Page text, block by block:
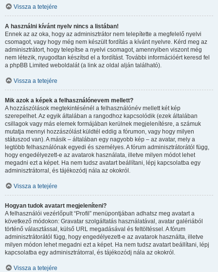
Vissza a tetejére
A használni kívánt nyelv nincs a listában!
Ennek az az oka, hogy az adminisztrátor nem telepítette a megfelelő nyelvi
csomagot, vagy hogy még nem készült fordítás a kívánt nyelvre. Kérd meg az
adminisztrátort, hogy telepítse a nyelvi csomagot, amennyiben viszont még
nem létezik, nyugodtan készítsd el a fordítást. További információért keresd fel
a phpBB Limited weboldalát (a link az oldal alján található).
Vissza a tetejére
Mik azok a képek a felhasználónevem mellett?
A hozzászólások megtekintésénél a felhasználónév mellett két kép
szerepelhet. Az egyik általában a rangodhoz kapcsolódik (ezek általában
csillagok vagy más elemek formájában kerülnek megjelenítésre, a számuk
mutatja mennyi hozzászólást küldtél eddig a fórumon, vagy hogy milyen
státuszod van). A másik – általában egy nagyobb kép – az avatar, mely a
legtöbb felhasználónak egyedi és személyes. A fórum adminisztrátorától függ,
hogy engedélyezett-e az avatarok használata, illetve milyen módot lehet
megadni ezt a képet. Ha nem tudsz avatart beállítani, lépj kapcsolatba egy
adminisztrátorral, és tájékozódj nála az okokról.
Vissza a tetejére
Hogyan tudok avatart megjeleníteni?
A felhasználói vezérlőpult “Profil” menüpontjában adhatsz meg avatart a
következő módokon: Gravatar szolgáltatás használatával, avatar galériából
történő választással, külső URL megadásával és feltöltéssel. A fórum
adminisztrátorától függ, hogy engedélyezett-e az avatarok használta, illetve
milyen módon lehet megadni ezt a képet. Ha nem tudsz avatart beállítani, lépj
kapcsolatba egy adminisztrátorral, és tájékozódj nála az okokról.
Vissza a tetejére